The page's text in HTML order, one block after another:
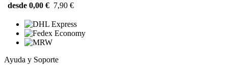
desde 0,00 € 7,90 €
Ayuda y Soporte